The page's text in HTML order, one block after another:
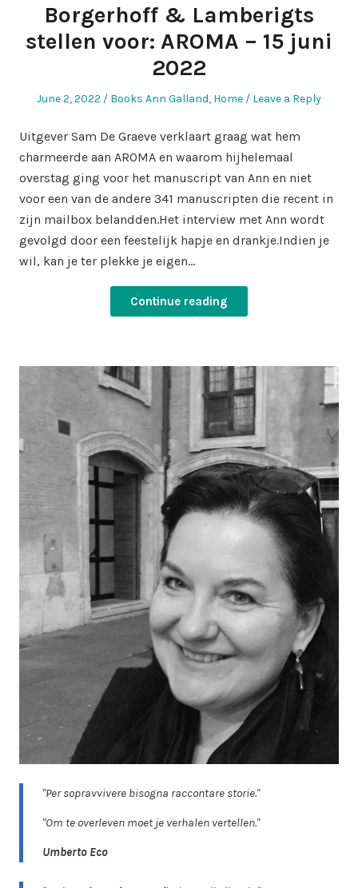
Borgerhoff & Lamberigts
stellen voor: AROMA – 15 juni
2022
Posted
June 2, 2022
Posted
Books Ann Galland, Home Leave a Reply
Uitgever Sam De Graeve verklaart graag wat hem
charmeerde aan AROMA en waarom hijhelemaal
overstag ging voor het manuscript van Ann en niet
voor een van de andere 341 manuscripten die recent in
zijn mailbox belandden.Het interview met Ann wordt
gevolgd door een feestelijk hapje en drankje.Indien je
wil, kan je ter plekke je eigen…
Continue reading
"Per sopravvivere bisogna raccontare storie."
"Om te overleven moet je verhalen vertellen."
Umberto Eco